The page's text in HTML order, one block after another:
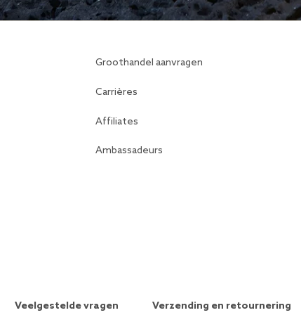
Groothandel aanvragen
Carrières
Affiliates
Ambassadeurs
Veelgestelde vragen Verzending en retournering